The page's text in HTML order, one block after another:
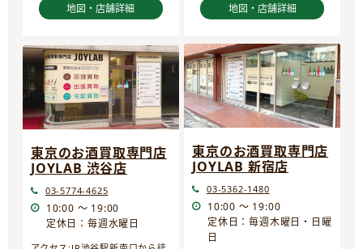
地図・店舗詳細 地図・店舗詳細
東京のお酒買取専門店
JOYLAB 渋谷店
03-5774-4625
10:00 ～ 19:00
定休日：毎週水曜日
東京のお酒買取専門店
JOYLAB 新宿店
03-5362-1480
10:00 ～ 19:00
定休日：毎週木曜日・日曜
日